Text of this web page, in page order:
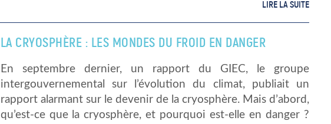
LIRE LA SUITE
LA CRYOSPHÈRE : LES MONDES DU FROID EN DANGER
En septembre dernier, un rapport du GIEC, le groupe
intergouvernemental sur l’évolution du climat, publiait un
rapport alarmant sur le devenir de la cryosphère. Mais d’abord,
qu’est-ce que la cryosphère, et pourquoi est-elle en danger ?